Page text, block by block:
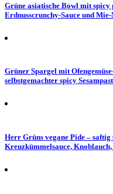
Grüne asiatische Bowl mit
Erdnusscrunchy-Sauce und
Grüner Spargel mit
selbstgemachter spicy
Herr Grüns vegane Pide –
Kreuzkümmelsauce,